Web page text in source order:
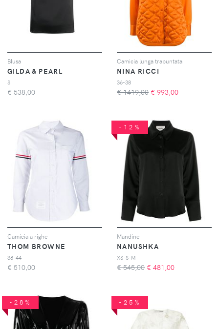
Blusa
GILDA & PEARL
S
€ 538,00
Camicia lunga trapuntata
NINA RICCI
36-38
€ 1419,00 € 993,00
Camicia a righe
THOM BROWNE
38-44
€ 510,00
-12%
Mandine
NANUSHKA
XS-S-M
€ 545,00 € 481,00
-28% -25%